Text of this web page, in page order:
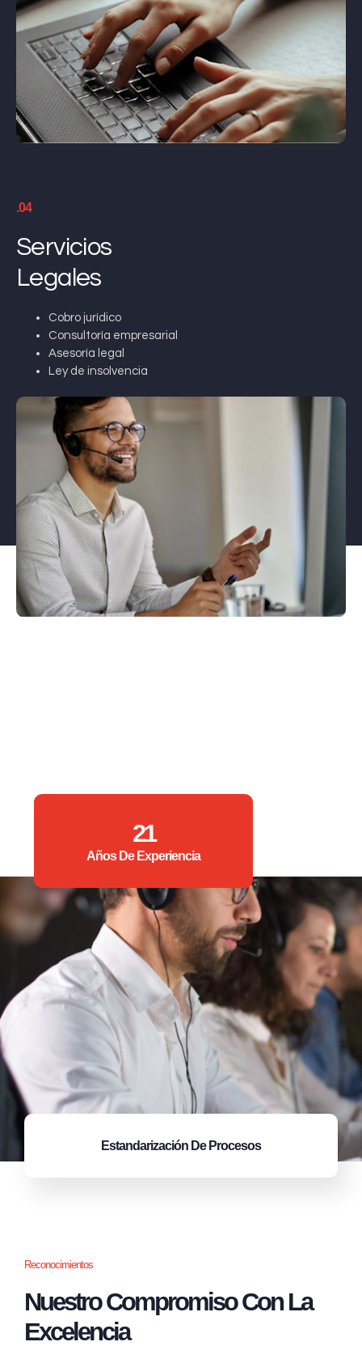
.04
Servicios
Legales
Cobro jurídico
Consultoría empresarial
Asesoría legal
Ley de insolvencia
21
Años De Experiencia
Estandarización De Procesos
Reconocimientos
Nuestro Compromiso Con La
Excelencia